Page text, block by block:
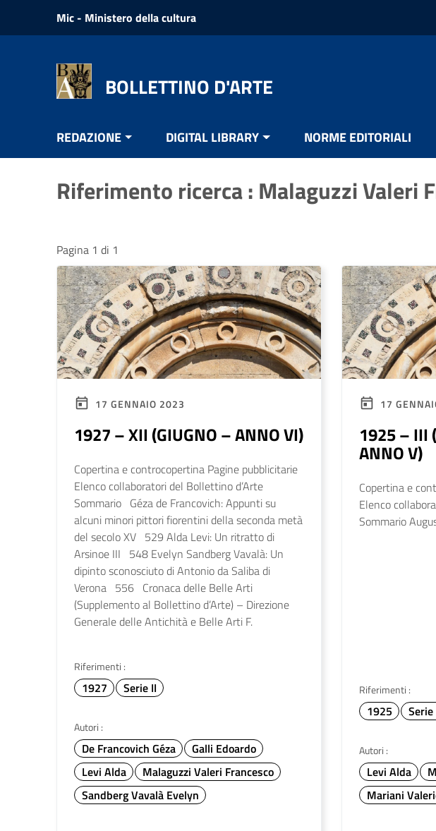
Vai ai contenuti
Vai al menu di navigazione
Mic - Ministero della cultura
BOLLETTINO D'ARTE
REDAZIONE DIGITAL LIBRARY NORME EDITORIALI
Riferimento ricerca : Malaguzzi Valeri
Pagina 1 di 1
17 GENNAIO 2023
1927 – XII (GIUGNO – ANNO VI)
Copertina e controcopertina Pagine pubblicitarie
Elenco collaboratori del Bollettino d’Arte
Sommario Géza de Francovich: Appunti su
alcuni minori pittori fiorentini della seconda metà
del secolo XV 529 Alda Levi: Un ritratto di
Arsinoe III 548 Evelyn Sandberg Vavalà: Un
dipinto sconosciuto di Antonio da Saliba di
Verona 556 Cronaca delle Belle Arti
(Supplemento al Bollettino d’Arte) – Direzione
Generale delle Antichità e Belle Arti F.
Riferimenti :
1927 Serie II
Autori :
De Francovich Géza
Galli Edoardo
Levi Alda
Malaguzzi Valeri Francesco
Sandberg Vavalà Evelyn
17
1925 – III
ANNO V)
Copertina e
Elenco
Sommario
Riferimenti :
1925 Serie
Autori :
Levi Alda
Mariani